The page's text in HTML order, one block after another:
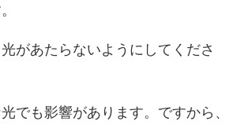
があたらないようにしてくださ
でも影響があります。ですから、